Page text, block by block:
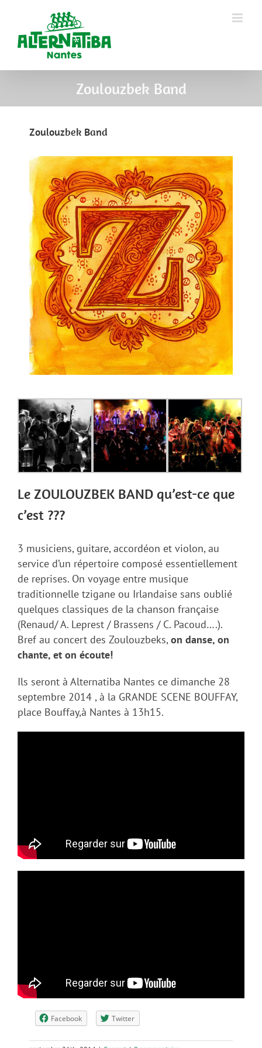
Zoulouzbek Band
Zoulouzbek Band
View
Larger
Image
Le ZOULOUZBEK BAND qu’est-ce que
c’est ???
3 musiciens, guitare, accordéon et violon, au
service d’un répertoire composé essentiellement
de reprises. On voyage entre musique
traditionnelle tzigane ou Irlandaise sans oublié
quelques classiques de la chanson française
(Renaud/ A. Leprest / Brassens / C. Pacoud….).
Bref au concert des Zoulouzbeks, on danse, on
chante, et on écoute!
Ils seront à Alternatiba Nantes ce dimanche 28
septembre 2014 , à la GRANDE SCENE BOUFFAY,
place Bouffay,à Nantes à 13h15.
Facebook Twitter